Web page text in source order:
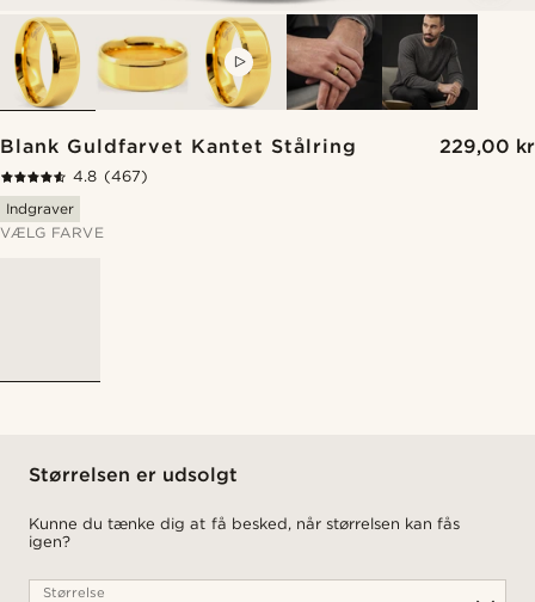
VIDEO
Blank Guldfarvet Kantet Stålring 229,00 kr
4.8 (467)
Indgraver
VÆLG FARVE
Størrelsen er udsolgt
Kunne du tænke dig at få besked, når størrelsen kan fås
igen?
Størrelse